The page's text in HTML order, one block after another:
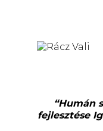
“Humán
fejlesztése